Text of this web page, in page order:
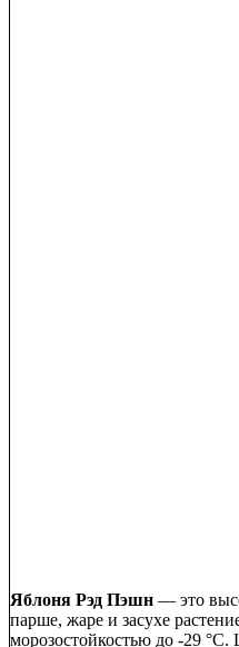
Яблоня Рэд Пэшн — это
парше, жаре и засухе
морозостойкостью до -29